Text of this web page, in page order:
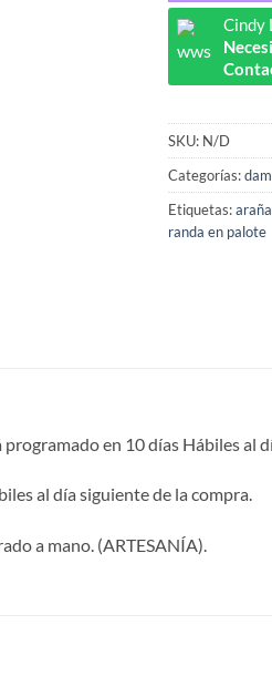
Cindy
SKU: N/D
Categorías:
Etiquetas:
randa en palote
en 10 días Hábiles al
al día siguiente de la compra.
a mano. (ARTESANÍA).